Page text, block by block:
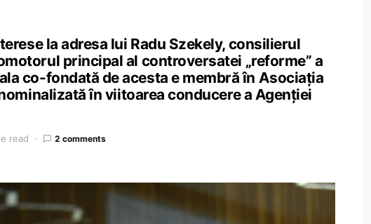
la adresa lui Radu Szekely, consilierul
principal al controversatei „reforme” a
co-fondată de acesta e membră în Asociația
în viitoarea conducere a Agenției
read 2 comments